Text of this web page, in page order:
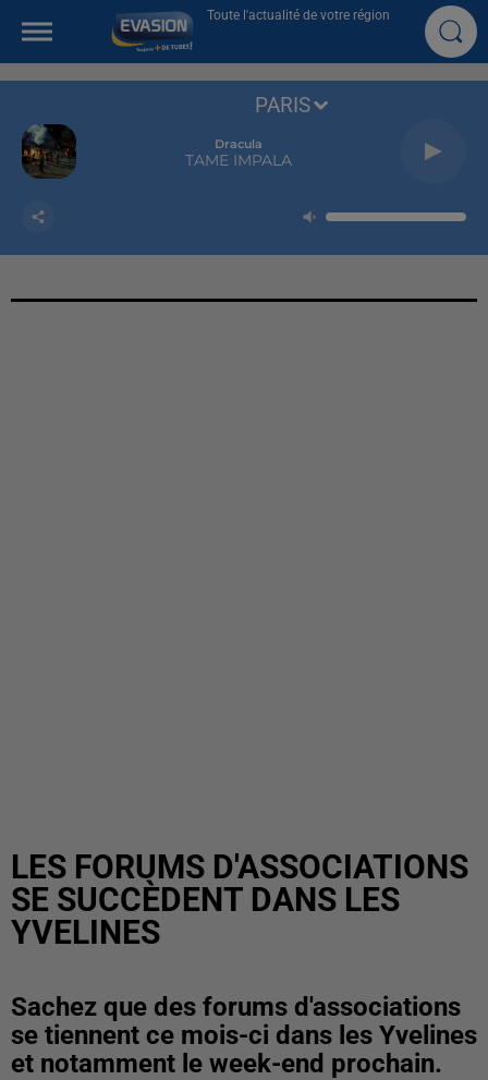
Toute l'actualité de votre région
Dracula
TAME IMPALA
PARIS
LES FORUMS D'ASSOCIATIONS
SE SUCCÈDENT DANS LES
YVELINES
Sachez que des forums d'associations
se tiennent ce mois-ci dans les Yvelines
et notamment le week-end prochain.